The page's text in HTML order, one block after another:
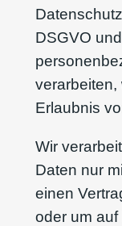
DSGVO
verarbeiten,
Erlaubnis
Wir
Daten nur
einen
oder um auf